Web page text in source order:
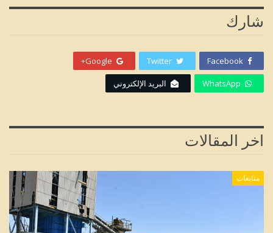
شارك
Facebook
Twitter
Google+
WhatsApp البريد الإلكتروني
اخر المقالات
متابعات